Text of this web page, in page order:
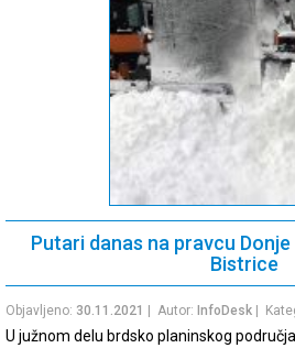
Putari danas na pravcu
Bistrice
Objavljeno: 30.11.2021 | Autor: InfoDesk |
U južnom delu brdsko planinskog